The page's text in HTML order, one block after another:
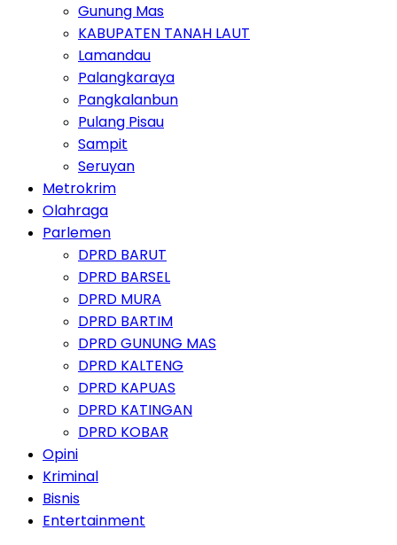
Gunung Mas
KABUPATEN TANAH LAUT
Lamandau
Palangkaraya
Pangkalanbun
Pulang Pisau
Sampit
Seruyan
Metrokrim
Olahraga
Parlemen
DPRD BARUT
DPRD BARSEL
DPRD MURA
DPRD BARTIM
DPRD GUNUNG MAS
DPRD KALTENG
DPRD KAPUAS
DPRD KATINGAN
DPRD KOBAR
Opini
Kriminal
Bisnis
Entertainment